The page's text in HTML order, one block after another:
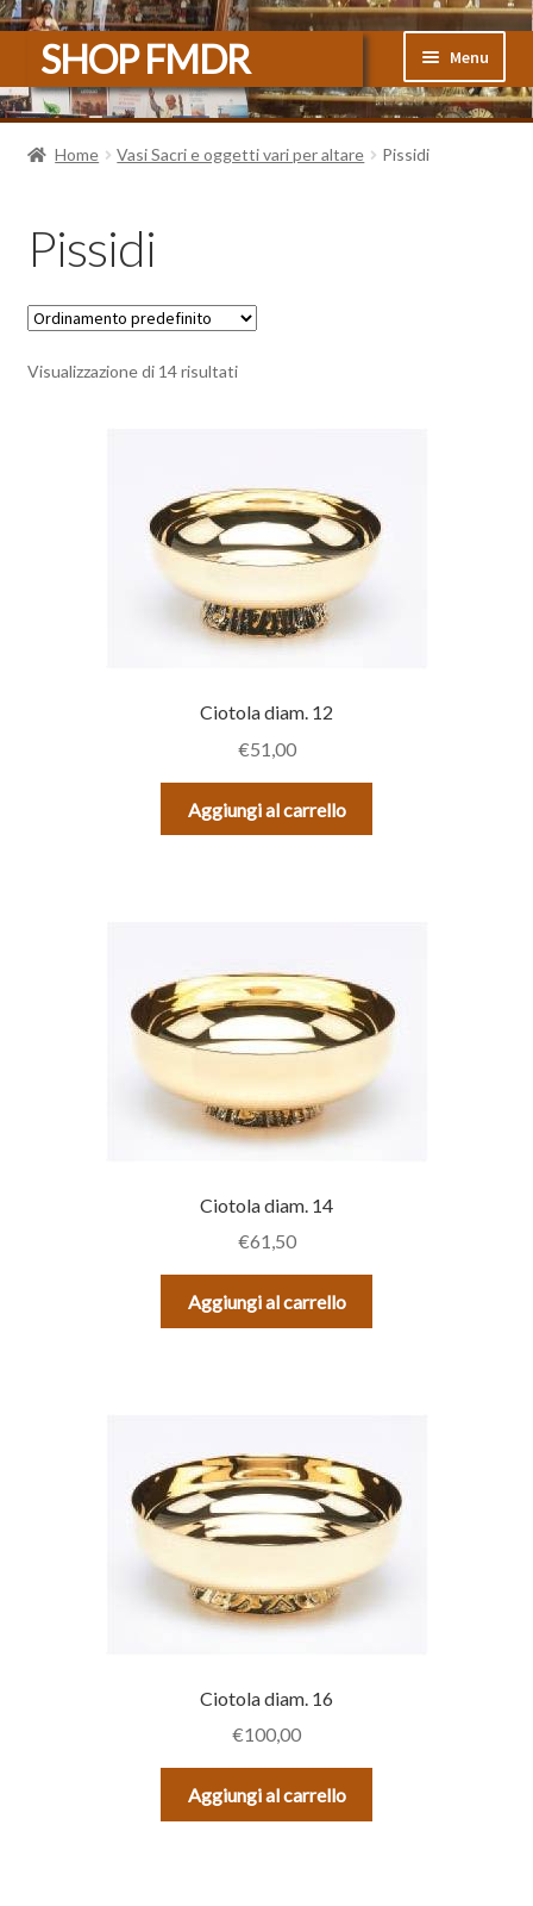
Vai
alla
navigazione
Vai
contenuto
SHOP FMDR Menu
Home
Carrello
Cassa
Il mio account
Home Vasi Sacri e oggetti vari per altare Pissidi
Pissidi
Visualizzazione di 14 risultati
Ciotola diam. 12
€51,00
Aggiungi al carrello
Ciotola diam. 14
€61,50
Aggiungi al carrello
Ciotola diam. 16
€100,00
Aggiungi al carrello